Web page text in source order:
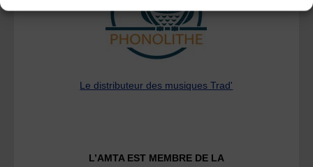
Le distributeur des musiques Trad'
L’AMTA EST MEMBRE DE LA